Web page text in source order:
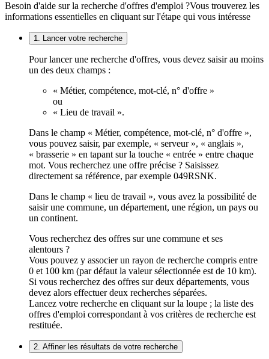
Besoin d'aide sur la recherche d'offres d'emploi ?Vous trouverez les
informations essentielles en cliquant sur l'étape qui vous intéresse
1. Lancer votre recherche
Pour lancer une recherche d'offres, vous devez saisir au moins
un des deux champs :
« Métier, compétence, mot-clé, n° d'offre »
ou
« Lieu de travail ».
Dans le champ « Métier, compétence, mot-clé, n° d'offre »,
vous pouvez saisir, par exemple, « serveur », « anglais »,
« brasserie » en tapant sur la touche « entrée » entre chaque
mot. Vous recherchez une offre précise ? Saisissez
directement sa référence, par exemple 049RSNK.
Dans le champ « lieu de travail », vous avez la possibilité de
saisir une commune, un département, une région, un pays ou
un continent.
Vous recherchez des offres sur une commune et ses
alentours ?
Vous pouvez y associer un rayon de recherche compris entre
0 et 100 km (par défaut la valeur sélectionnée est de 10 km).
Si vous recherchez des offres sur deux départements, vous
devez alors effectuer deux recherches séparées.
Lancez votre recherche en cliquant sur la loupe ; la liste des
offres d'emploi correspondant à vos critères de recherche est
restituée.
2. Affiner les résultats de votre recherche